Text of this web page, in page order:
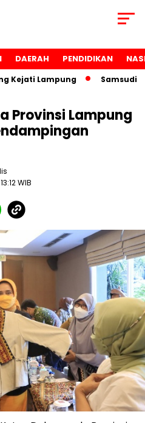
DAERAH PENDIDIKAN
Lampung Samsudin
Provinsi Lampung
WIB